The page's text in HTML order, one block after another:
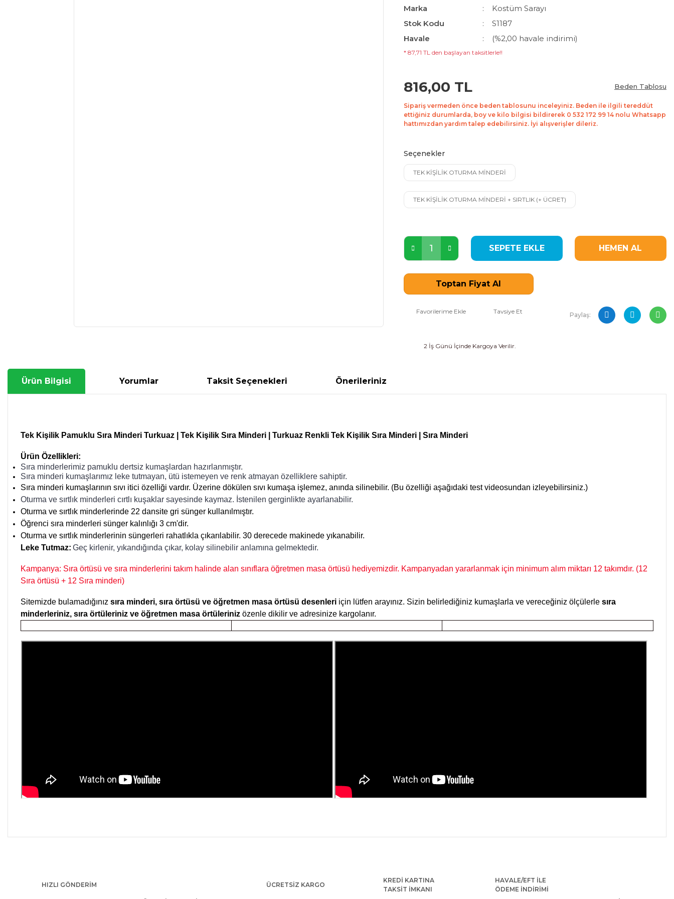
Marka
Kostüm Sarayı
Stok Kodu
S1187
Havale
(%2,00 havale indirimi)
* 87,71 TL den başlayan taksitlerle!!
816,00 TL Beden Tablosu
Sipariş vermeden önce beden tablosunu inceleyiniz. Beden ile ilgili tereddüt
ettiğiniz durumlarda, boy ve kilo bilgisi bildirerek 0 532 172 99 14 nolu Whatsapp
hattımızdan yardım talep edebilirsiniz. İyi alışverişler dileriz.
Seçenekler
TEK KİŞİLİK OTURMA MİNDERİ
TEK KİŞİLİK OTURMA MİNDERİ + SIRTLIK (+ ÜCRET)
SEPETE EKLE HEMEN AL
Toptan Fiyat Al
Tavsiye Et Paylaş:
2 İş Günü İçinde Kargoya Verilir.
Ürün Bilgisi Yorumlar Taksit Seçenekleri Önerileriniz
Tek Kişilik Pamuklu Sıra Minderi Turkuaz | Tek Kişilik Sıra Minderi | Turkuaz Renkli Tek Kişilik Sıra Minderi | Sıra Minderi
Ürün Özellikleri:
Sıra minderlerimiz pamuklu dertsiz kumaşlardan hazırlanmıştır.
Sıra minderi kumaşlarımız leke tutmayan, ütü istemeyen ve renk atmayan özelliklere sahiptir.
Sıra minderi kumaşlarının sıvı itici özelliği vardır. Üzerine dökülen sıvı kumaşa işlemez, anında silinebilir. (Bu özelliği aşağıdaki test videosundan izleyebilirsiniz.)
Oturma ve sırtlık minderleri cırtlı kuşaklar sayesinde kaymaz. İstenilen gerginlikte ayarlanabilir.
Oturma ve sırtlık minderlerinde 22 dansite gri sünger kullanılmıştır.
Öğrenci sıra minderleri sünger kalınlığı 3 cm'dir.
Oturma ve sırtlık minderlerinin süngerleri rahatlıkla çıkarılabilir. 30 derecede makinede yıkanabilir.
Leke Tutmaz: Geç kirlenir, yıkandığında çıkar, kolay silinebilir anlamına gelmektedir.
Kampanya: Sıra örtüsü ve sıra minderlerini takım halinde alan sınıflara öğretmen masa örtüsü hediyemizdir. Kampanyadan yararlanmak için minimum alım miktarı 12 takımdır. (12
Sıra örtüsü + 12 Sıra minderi)
Sitemizde bulamadığınız sıra minderi, sıra örtüsü ve öğretmen masa örtüsü desenleri için lütfen arayınız. Sizin belirlediğiniz kumaşlarla ve vereceğiniz ölçülerle sıra
minderleriniz, sıra örtüleriniz ve öğretmen masa örtüleriniz özenle dikilir ve adresinize kargolanır.
Yorum Yaz
Bu ürünün fiyat bilgisi, resim, ürün açıklamalarında ve diğer konularda yetersiz gördüğünüz noktaları öneri formunu kullanarak tarafımıza iletebilirsiniz.
Ürün açıklamasında eksik bilgiler bulunuyor.
HIZLI GÖNDERİM ÜCRETSİZ KARGO
KREDİ KARTINA
TAKSİT İMKANI
HAVALE/EFT İLE
ÖDEME İNDİRİMİ